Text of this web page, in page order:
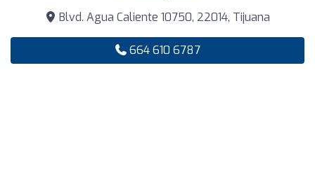
Blvd. Agua Caliente 10750, 22014, Tijuana
664 610 6787